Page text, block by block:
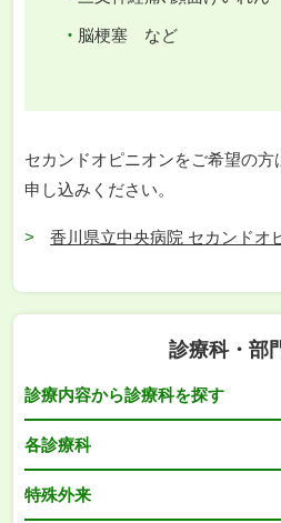
脳梗塞 など
セカンドオピニオンをご希望の
申し込みください。
香川県立中央病院 セカンドオ
診療科・部
診療内容から診療科を探す
各診療科
特殊外来